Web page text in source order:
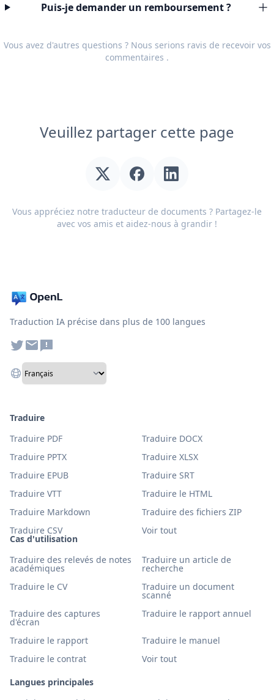
Puis-je demander un remboursement ?
Vous avez d'autres questions ? Nous serions ravis de recevoir vos
commentaires .
Veuillez partager cette page
Vous appréciez notre traducteur de documents ? Partagez-le
avec vos amis et aidez-nous à grandir !
Traduction IA précise dans plus de 100 langues
Cas d'utilisation
Traduire des relevés de notes
académiques
Traduire un article de
recherche
Traduire le CV
Traduire un document
scanné
Traduire des captures
d'écran
Traduire le rapport annuel
Traduire le rapport
Traduire le manuel
Traduire le contrat
Voir tout
Langues principales
Traduire
Traduire PDF
Traduire DOCX
Traduire PPTX
Traduire XLSX
Traduire EPUB
Traduire SRT
Traduire VTT
Traduire le HTML
Traduire Markdown
Traduire des fichiers ZIP
Traduire CSV
Voir tout